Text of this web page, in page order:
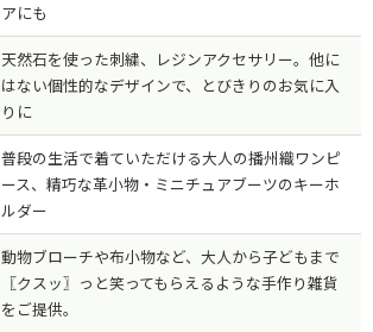
アにも
天然石を使った刺繍、レジンアクセサリー。他に
はない個性的なデザインで、とびきりのお気に入
りに
普段の生活で着ていただける大人の播州織ワンピ
ース、精巧な革小物・ミニチュアブーツのキーホ
ルダー
動物ブローチや布小物など、大人から子どもまで
〖クスッ〗っと笑ってもらえるような手作り雑貨
をご提供。